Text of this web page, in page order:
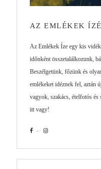
AZ EMLÉKEK
Az Emlékek Íze egy kis
időnként összetalálkozunk,
Beszélgetünk, főzünk és
emlékeket idéznek fel, aztán
vagyok, szakács, ételfotós és
itt vagy!